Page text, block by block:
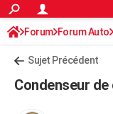
ACTUALITÉS
Politique
Société
Faits Divers
Education
Monde
Villes
+
Forum Forum Auto
Sujet Précédent
Condenseur de